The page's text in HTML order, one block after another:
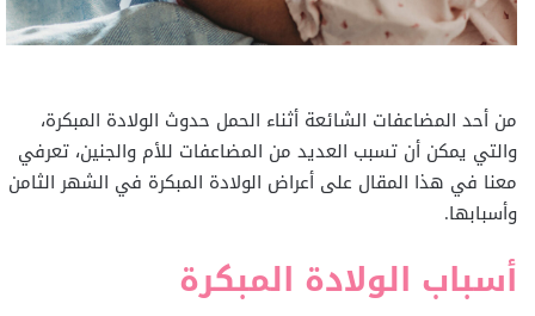
من أحد المضاعفات الشائعة أثناء الحمل حدوث الولادة المبكرة،
والتي يمكن أن تسبب العديد من المضاعفات للأم والجنين، تعرفي
معنا في هذا المقال على أعراض الولادة المبكرة في الشهر الثامن
وأسبابها.
أسباب الولادة المبكرة